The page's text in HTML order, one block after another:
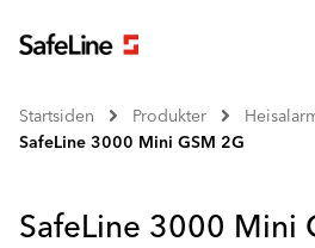
Startsiden Produkter
SafeLine 3000 Mini GSM 2G
SafeLine 3000 Mini